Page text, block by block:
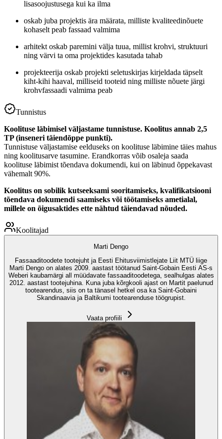
lisasoojustusega kui ka ilma
oskab juba projektis ära määrata, milliste kvaliteedinõuete
kohaselt peab fassaad valmima
arhitekt oskab paremini välja tuua, millist krohvi, struktuuri
ning värvi ta oma projektides kasutada tahab
projekteerija oskab projekti seletuskirjas kirjeldada täpselt
kiht-kihi haaval, milliseid tooteid ning milliste nõuete järgi
krohvfassaadi valmima peab
Tunnistus
Koolituse läbimisel väljastame tunnistuse. Koolitus annab 2,5
TP (inseneri täiendõppe punkti).
Tunnistuse väljastamise eelduseks on koolituse läbimine täies mahus
ning koolitusarve tasumine. Erandkorras võib osaleja saada
koolituse läbimist tõendava dokumendi, kui on läbinud õppekavast
vähemalt 90%.
Koolitus on sobilik kutseeksami sooritamiseks, kvalifikatsiooni
tõendava dokumendi saamiseks või töötamiseks ametialal,
millele on õigusaktides ette nähtud täiendavad nõuded.
Koolitajad
Marti Dengo
Fassaaditoodete tootejuht ja Eesti Ehitusviimistlejate Liit MTÜ liige
Marti Dengo on alates 2009. aastast töötanud Saint-Gobain Eesti AS-s
Weberi kaubamärgi all müüdavate fassaaditoodetega, sealhulgas alates
2012. aastast tootejuhina. Kuna juba kõrgkooli ajast on Martit paelunud
tootearendus, siis on ta tänasel hetkel osa ka Saint-Gobaini
Skandinaavia ja Baltikumi tootearenduse töögrupist.
Vaata profiili